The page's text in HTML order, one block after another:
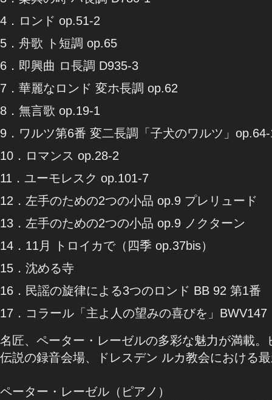
4．ロンド op.51-2
5．舟歌 ト短調 op.65
6．即興曲 ロ長調 D935-3
7．華麗なロンド 変ホ長調 op.62
8．無言歌 op.19-1
9．ワルツ第6番 変二長調「子犬のワルツ」
10．ロマンス op.28-2
11．ユーモレスク op.101-7
12．左手のための2つの小品 op.9 プレリュード
13．左手のための2つの小品 op.9 ノクターン
14．11月 トロイカで（四季 op.37bis）
15．沈める寺
16．民謡の旋律による3つのロンド BB 92 第1番
17．コラール「主よ人の望みの喜びを」
名匠、ペーター・レーゼルの多彩な魅力が満載
伝説の録音会場、ドレスデン ルカ教会における
ペーター・レーゼル（ピアノ）